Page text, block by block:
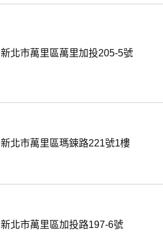
新北市萬里區萬里加投205-5號
新北市萬里區瑪鋉路221號1樓
新北市萬里區加投路197-6號